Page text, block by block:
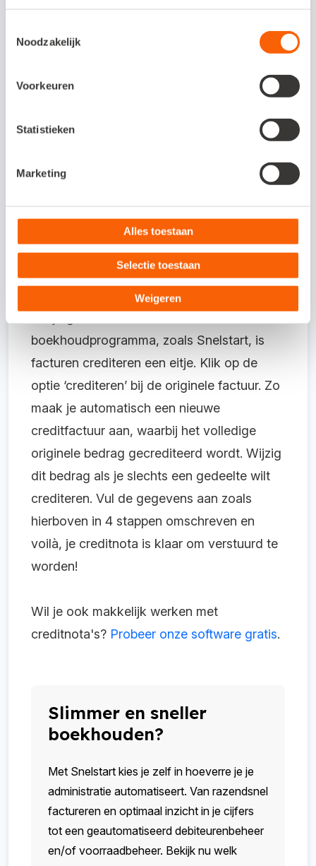
Noodzakelijk
Voorkeuren
Statistieken
Marketing
Alles toestaan
Selectie toestaan
Weigeren
1. In de omschrijving verwijs je naar het
originele factuurnummer.
€ 60,50. Dit
is 1 uur werken á € 50,- en € 10,50 btw
3. In de omschrijving vermeld je dat je
originele factuur stond.
factuurnummering aan, maar verander het
woord ‘factuur’ in ‘creditfactuur’.
Hoe verwerk ik een creditnota?
boekhoudprogramma, zoals Snelstart, is
facturen crediteren een eitje. Klik op de
optie ‘crediteren’ bij de originele factuur. Zo
maak je automatisch een nieuwe
creditfactuur aan, waarbij het volledige
originele bedrag gecrediteerd wordt. Wijzig
dit bedrag als je slechts een gedeelte wilt
crediteren. Vul de gegevens aan zoals
hierboven in 4 stappen omschreven en
voilà, je creditnota is klaar om verstuurd te
worden!
Wil je ook makkelijk werken met
creditnota's? Probeer onze software gratis.
Slimmer en sneller
boekhouden?
Met Snelstart kies je zelf in hoeverre je je
administratie automatiseert. Van razendsnel
factureren en optimaal inzicht in je cijfers
tot een geautomatiseerd debiteurenbeheer
en/of voorraadbeheer. Bekijk nu welk